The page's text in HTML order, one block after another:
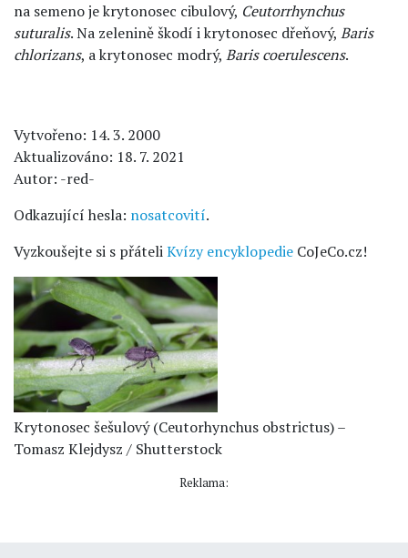
na semeno je krytonosec cibulový, Ceutorrhynchus
suturalis. Na zelenině škodí i krytonosec dřeňový, Baris
chlorizans, a krytonosec modrý, Baris coerulescens.
Vytvořeno: 14. 3. 2000
Aktualizováno: 18. 7. 2021
Autor: -red-
Odkazující hesla: nosatcovití.
Vyzkoušejte si s přáteliKvízy encyklopedie CoJeCo.cz!
Krytonosec šešulový (Ceutorhynchus obstrictus) –
Tomasz Klejdysz / Shutterstock
Reklama: